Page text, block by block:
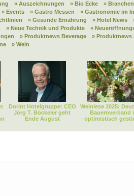
» Auszeichnungen » Bio Ecke
»
» Events » Gastro Messen
» Gastronomie im
» Gesunde Ernährung » Hotel News
» Neue Technik und Produkte
»
» Produktnews Beverage
» Produktnews
» Wein
Dorint Hotelgruppe: CEO
Jörg T. Böckeler geht
Ende August
Weinlese 2025:
Bauernverband
optimistisch